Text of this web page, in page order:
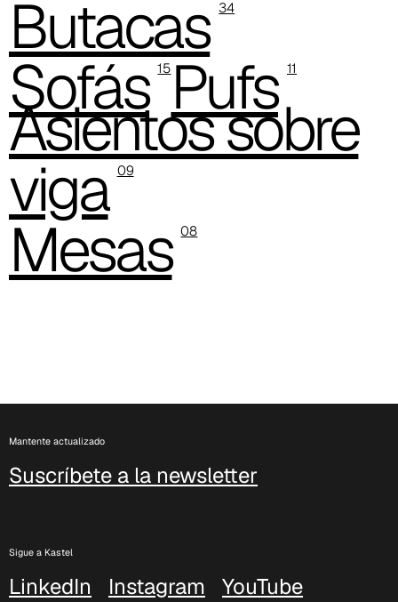
C 333
C 338
C 325
C 349
Butacas 34
Sofás 15Pufs 11
Asientos sobre
viga 09
Mesas 08
Mantente actualizado
Suscríbete a la newsletter
Sigue a Kastel
LinkedIn Instagram
YouTube